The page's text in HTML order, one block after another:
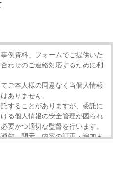
例資料」フォームでご提供いた
わせのご連絡対応するために利
ご本人様の同意なく当個人情報
ありません。
することがありますが、委託に
る個人情報の安全管理が図られ
要かつ適切な監督を行います。
知、開示、内容の訂正・追加ま
去および第三者への提供の停止
個人情報苦情及び相談窓口」で